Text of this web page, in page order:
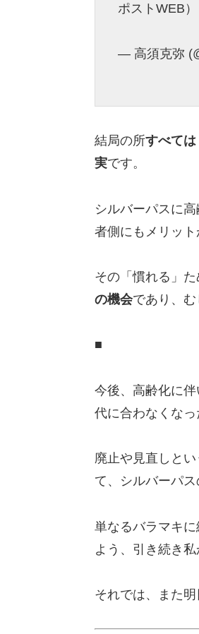
ポストWEB
— 高須克弥
結局の所すべて
実です。
シルバーパスに
者側にもメリット
その「慣れる」た
の機会であり、む
■
今後、高齢化に
代に合わなくなっ
廃止や見直しと
て、シルバーパ
単なるバラマキ
よう、引き続き私
それでは、また明